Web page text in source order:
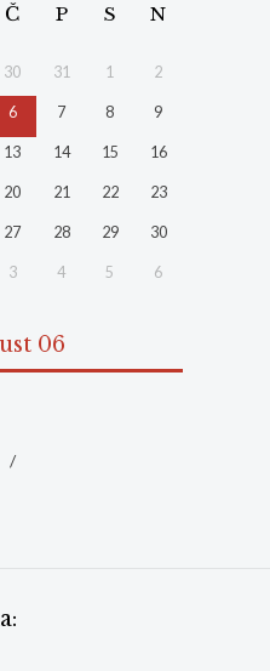
Č P S N
30 31 1 2
6 7 8 9
13 14 15 16
20 21 22 23
27 28 29 30
3 4 5 6
06
/